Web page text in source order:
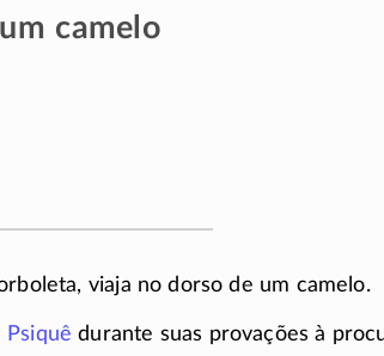
camelo
viaja no dorso de um camelo.
Psiquê durante suas provações à